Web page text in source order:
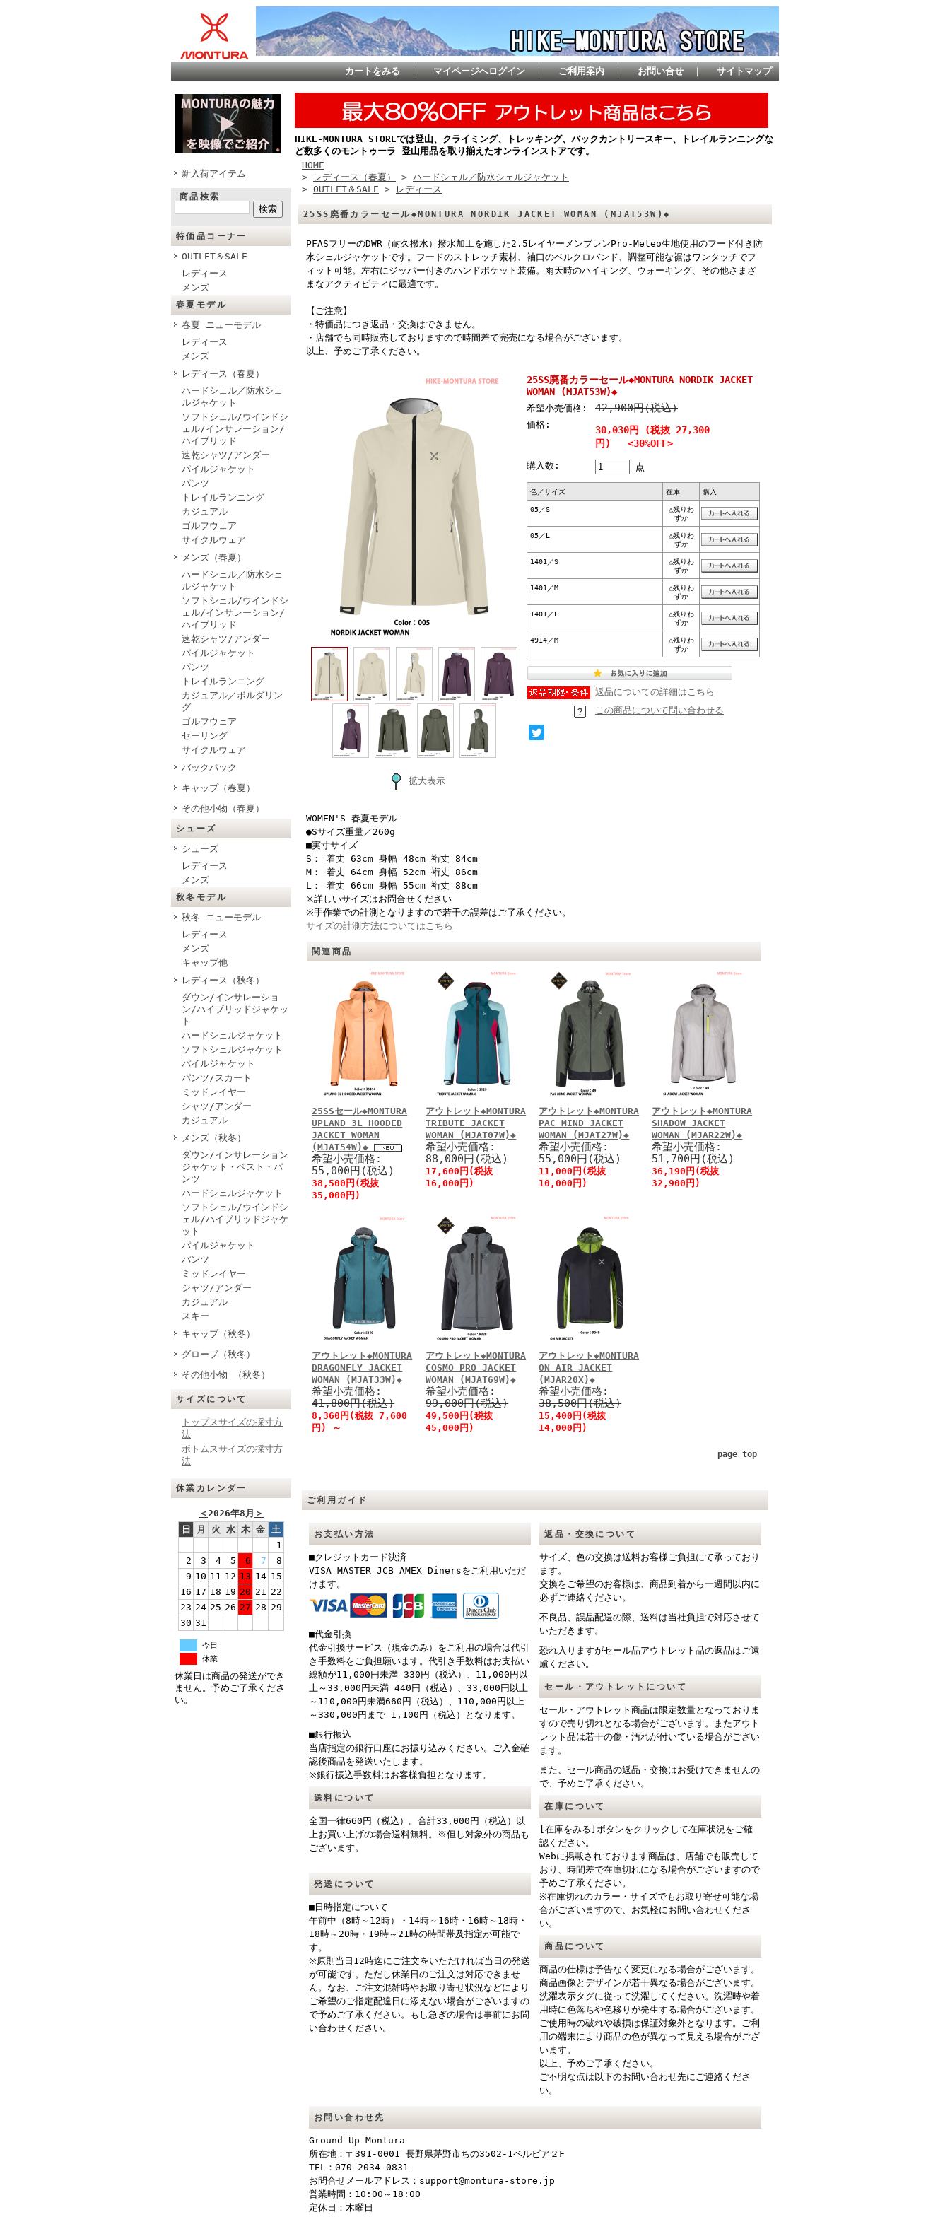
カートをみる ｜ マイページへログイン ｜ ご利用案内 ｜ お問い合せ ｜ サイトマップ
新入荷アイテム
商品検索
特価品コーナー
OUTLET＆SALE
レディース
メンズ
春夏モデル
春夏 ニューモデル
レディース
メンズ
レディース（春夏）
ハードシェル／防水シェ
ルジャケット
ソフトシェル/ウインドシ
ェル/インサレーション/
ハイブリッド
速乾シャツ/アンダー
パイルジャケット
パンツ
トレイルランニング
カジュアル
ゴルフウェア
サイクルウェア
メンズ（春夏）
ハードシェル／防水シェ
ルジャケット
ソフトシェル/ウインドシ
ェル/インサレーション/
ハイブリッド
速乾シャツ/アンダー
パイルジャケット
パンツ
トレイルランニング
カジュアル／ボルダリン
グ
ゴルフウェア
セーリング
サイクルウェア
バックパック
キャップ（春夏）
その他小物（春夏）
シューズ
シューズ
レディース
メンズ
秋冬モデル
秋冬 ニューモデル
レディース
メンズ
キャップ他
レディース（秋冬）
ダウン/インサレーショ
ン/ハイブリッドジャケッ
ト
ハードシェルジャケット
ソフトシェルジャケット
パイルジャケット
パンツ/スカート
ミッドレイヤー
シャツ/アンダー
カジュアル
メンズ（秋冬）
ダウン/インサレーション
ジャケット・ベスト・パ
ンツ
ハードシェルジャケット
ソフトシェル/ウインドシ
ェル/ハイブリッドジャケ
ット
パイルジャケット
パンツ
ミッドレイヤー
シャツ/アンダー
カジュアル
スキー
キャップ（秋冬）
グローブ（秋冬）
その他小物 （秋冬）
サイズについて
トップスサイズの採寸方
法
ボトムスサイズの採寸方
法
休業カレンダー
＜2026年8月 ＞
日
月 火 水 木 金 土
1
2
3 4 5 6 7
8
9 10 11 12 13 14 15
16 17 18 19 20 21 22
23 24 25 26 27 28 29
30 31
今日
休業
休業日は商品の発送ができ
ません。予めご了承くださ
い。
HIKE-MONTURA STOREでは登山、クライミング、トレッキング、バックカントリースキー、トレイルランニングな
ど数多くのモントゥーラ 登山用品を取り揃えたオンラインストアです。
HOME
>
レディース（春夏） > ハードシェル／防水シェルジャケット
> OUTLET＆SALE > レディース
25SS廃番カラーセール◆MONTURA NORDIK JACKET WOMAN (MJAT53W)◆
PFASフリーのDWR（耐久撥水）撥水加工を施した2.5レイヤーメンブレンPro-Meteo生地使用のフード付き防
水シェルジャケットです。フードのストレッチ素材、袖口のベルクロバンド、調整可能な裾はワンタッチでフ
ィット可能。左右にジッパー付きのハンドポケット装備。雨天時のハイキング、ウォーキング、その他さまざ
まなアクティビティに最適です。
【ご注意】
・特価品につき返品・交換はできません。
・店舗でも同時販売しておりますので時間差で完売になる場合がございます。
以上、予めご了承ください。
拡大表示
25SS廃番カラーセール◆MONTURA NORDIK JACKET
WOMAN (MJAT53W)◆
希望小売価格: 42,900円(税込)
価格:
30,030円 (税抜 27,300
円) <30%OFF>
購入数: 点
色／サイズ 在庫 購入
05／S
△残りわ
ずか
05／L
△残りわ
ずか
1401／S
△残りわ
ずか
1401／M
△残りわ
ずか
1401／L
△残りわ
ずか
4914／M
△残りわ
ずか
返品についての詳細はこちら
この商品について問い合わせる
WOMEN'S 春夏モデル
●Sサイズ重量／260g
■実寸サイズ
S： 着丈 63cm 身幅 48cm 裄丈 84cm
M： 着丈 64cm 身幅 52cm 裄丈 86cm
L： 着丈 66cm 身幅 55cm 裄丈 88cm
※詳しいサイズはお問合せください
※手作業での計測となりますので若干の誤差はご了承ください。
サイズの計測方法についてはこちら
関連商品
25SSセール◆MONTURA
UPLAND 3L HOODED
JACKET WOMAN
(MJAT54W)◆
希望小売価格:
55,000円(税込)
38,500円(税抜
35,000円)
アウトレット◆MONTURA
TRIBUTE JACKET
WOMAN (MJAT07W)◆
希望小売価格:
88,000円(税込)
17,600円(税抜
16,000円)
アウトレット◆MONTURA
PAC MIND JACKET
WOMAN (MJAT27W)◆
希望小売価格:
55,000円(税込)
11,000円(税抜
10,000円)
アウトレット◆MONTURA
SHADOW JACKET
WOMAN (MJAR22W)◆
希望小売価格:
51,700円(税込)
36,190円(税抜
32,900円)
アウトレット◆MONTURA
DRAGONFLY JACKET
WOMAN (MJAT33W)◆
希望小売価格:
41,800円(税込)
8,360円(税抜 7,600
円)
～
アウトレット◆MONTURA
COSMO PRO JACKET
WOMAN (MJAT69W)◆
希望小売価格:
99,000円(税込)
49,500円(税抜
45,000円)
アウトレット◆MONTURA
ON AIR JACKET
(MJAR20X)◆
希望小売価格:
38,500円(税込)
15,400円(税抜
14,000円)
page top
ご利用ガイド
お支払い方法
■クレジットカード決済
VISA MASTER JCB AMEX Dinersをご利用いただ
けます。
■代金引換
代金引換サービス（現金のみ）をご利用の場合は代引
き手数料をご負担願います。代引き手数料はお支払い
総額が11,000円未満 330円（税込）、11,000円以
上～33,000円未満 440円（税込）、33,000円以上
～110,000円未満660円（税込）、110,000円以上
～330,000円まで 1,100円（税込）となります。
■銀行振込
当店指定の銀行口座にお振り込みください。ご入金確
認後商品を発送いたします。
※銀行振込手数料はお客様負担となります。
送料について
全国一律660円（税込）。合計33,000円（税込）以
上お買い上げの場合送料無料。※但し対象外の商品も
ございます。
発送について
■日時指定について
午前中（8時～12時）・14時～16時・16時～18時・
18時～20時・19時～21時の時間帯及指定が可能で
す。
※原則当日12時迄にご注文をいただければ当日の発送
が可能です。ただし休業日のご注文は対応できませ
ん。なお、ご注文混雑時やお取り寄せ状況などにより
ご希望のご指定配達日に添えない場合がございますの
で予めご了承ください。もし急ぎの場合は事前にお問
い合わせください。
返品・交換について
サイズ、色の交換は送料お客様ご負担にて承っており
ます。
交換をご希望のお客様は、商品到着から一週間以内に
必ずご連絡ください。
不良品、誤品配送の際、送料は当社負担で対応させて
いただきます。
恐れ入りますがセール品アウトレット品の返品はご遠
慮ください。
セール・アウトレットについて
セール・アウトレット商品は限定数量となっておりま
すので売り切れとなる場合がございます。またアウト
レット品は若干の傷・汚れが付いている場合がござい
ます。
また、セール商品の返品・交換はお受けできませんの
で、予めご了承ください。
在庫について
[在庫をみる]ボタンをクリックして在庫状況をご確
認ください。
Webに掲載されております商品は、店舗でも販売して
おり、時間差で在庫切れになる場合がございますので
予めご了承ください。
※在庫切れのカラー・サイズでもお取り寄せ可能な場
合がございますので、お気軽にお問い合わせくださ
い。
商品について
商品の仕様は予告なく変更になる場合がございます。
商品画像とデザインが若干異なる場合がございます。
洗濯表示タグに従って洗濯してください。洗濯時や着
用時に色落ちや色移りが発生する場合がございます。
ご使用時の破れや破損は保証対象外となります。ご利
用の端末により商品の色が異なって見える場合がござ
います。
以上、予めご了承ください。
ご不明な点は以下のお問い合わせ先にご連絡くださ
い。
お問い合わせ先
Ground Up Montura
所在地：〒391-0001 長野県茅野市ちの3502-1ベルビア２F
TEL：070-2034-0831
お問合せメールアドレス：support@montura-store.jp
営業時間：10:00～18:00
定休日：木曜日